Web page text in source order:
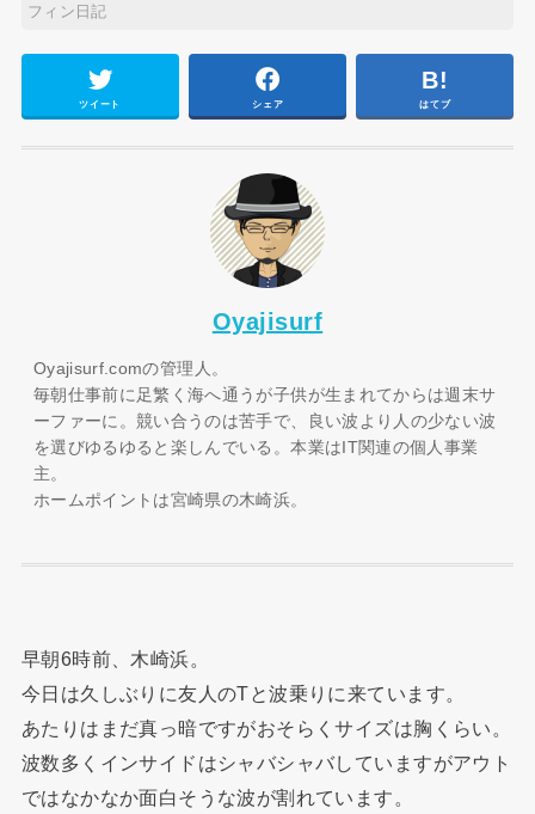
フィン日記
ツイート シェア はてブ
Oyajisurf
Oyajisurf.comの管理人。
毎朝仕事前に足繁く海へ通うが子供が生まれてからは週末サ
ーファーに。競い合うのは苦手で、良い波より人の少ない波
を選びゆるゆると楽しんでいる。本業はIT関連の個人事業
主。
ホームポイントは宮崎県の木崎浜。
早朝6時前、木崎浜。
今日は久しぶりに友人のTと波乗りに来ています。
あたりはまだ真っ暗ですがおそらくサイズは胸くらい。
波数多くインサイドはシャバシャバしていますがアウト
ではなかなか面白そうな波が割れています。